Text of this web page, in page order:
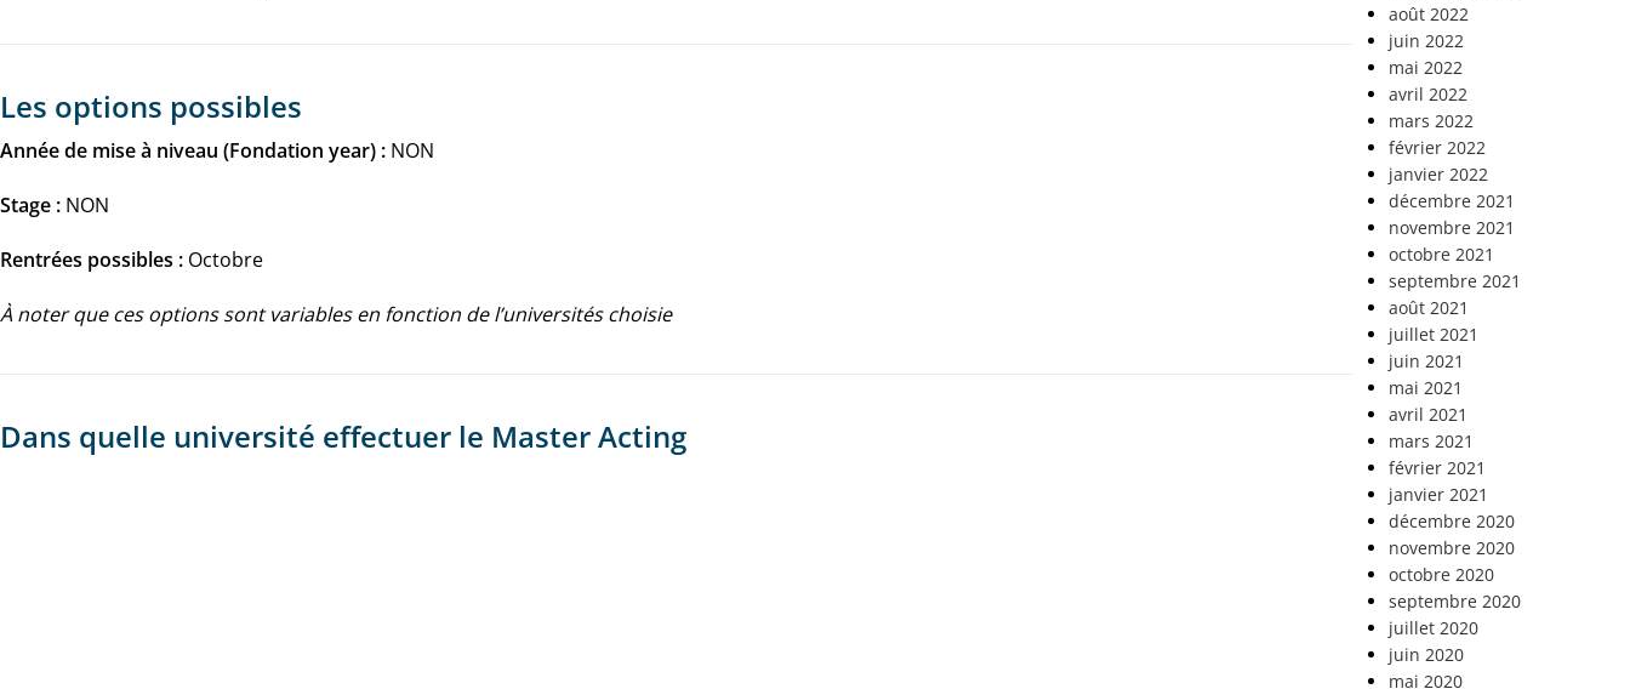
Les options possibles
Année de mise à niveau (Fondation year) : NON
Stage : NON
Rentrées possibles : Octobre
À noter que ces options sont variables en fonction de l’universités choisie
Dans quelle université effectuer le Master Acting
août 2022
juin 2022
mai 2022
avril 2022
mars 2022
février 2022
janvier 2022
décembre 2021
novembre 2021
octobre 2021
septembre 2021
août 2021
juillet 2021
juin 2021
mai 2021
avril 2021
mars 2021
février 2021
janvier 2021
décembre 2020
novembre 2020
octobre 2020
septembre 2020
juillet 2020
juin 2020
mai 2020